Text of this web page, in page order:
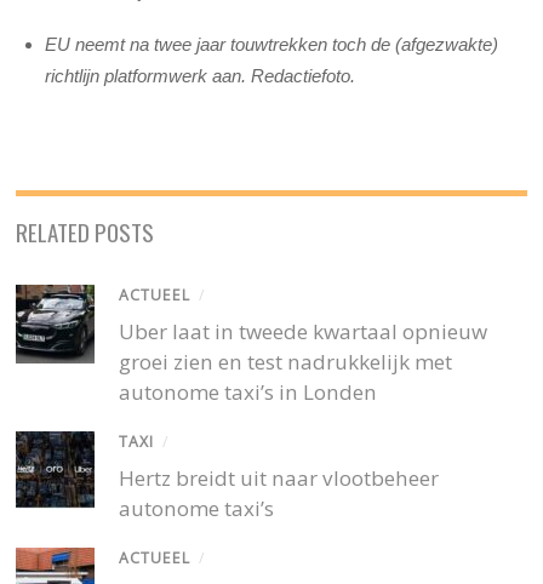
EU neemt na twee jaar touwtrekken toch de (afgezwakte)
richtlijn platformwerk aan. Redactiefoto.
RELATED POSTS
ACTUEEL /
Uber laat in tweede kwartaal opnieuw
groei zien en test nadrukkelijk met
autonome taxi’s in Londen
TAXI /
Hertz breidt uit naar vlootbeheer
autonome taxi’s
ACTUEEL /